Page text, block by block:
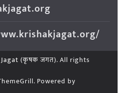
(कृषक जगत). All rights
Powered by